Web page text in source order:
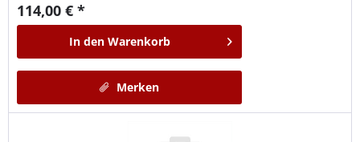
114,00 € *
In den Warenkorb
Merken